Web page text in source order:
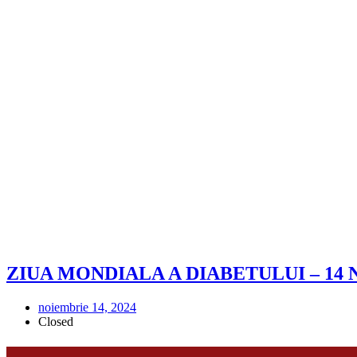
ZIUA MONDIALA A DIABETULUI – 14
noiembrie 14, 2024
Closed